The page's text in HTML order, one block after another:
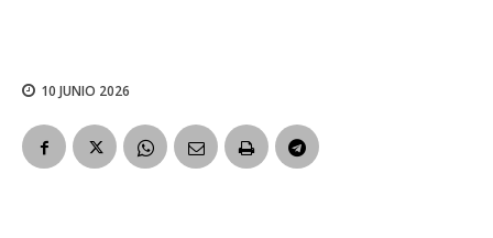
10 JUNIO 2026